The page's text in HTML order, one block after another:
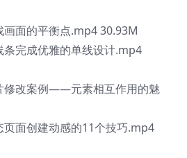
面的平衡点.mp4 30.93M
完成优雅的单线设计.mp4
改案例——元素相互作用的魅
面创建动感的11个技巧.mp4